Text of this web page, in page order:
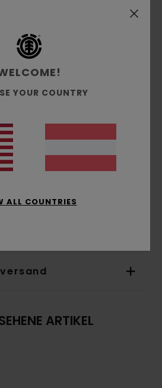
Zwickel
Am Knie 29 cm / 11.4 in breit
23 cm / 9 in
Tree-Logo
ARTIKEL
YOUR COUNTRY
ALL COUNTRIES